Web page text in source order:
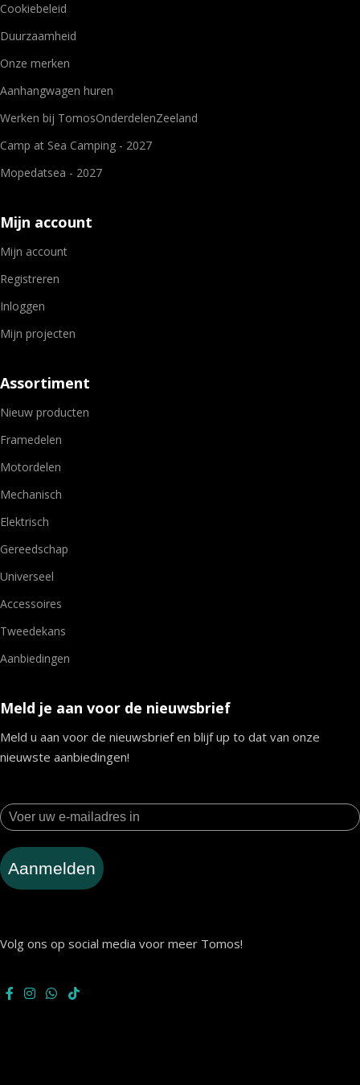
Cookiebeleid
Duurzaamheid
Onze merken
Aanhangwagen huren
Werken bij TomosOnderdelenZeeland
Camp at Sea Camping - 2027
Mopedatsea - 2027
Mijn account
Mijn account
Registreren
Inloggen
Mijn projecten
Assortiment
Nieuw producten
Framedelen
Motordelen
Mechanisch
Elektrisch
Gereedschap
Universeel
Accessoires
Tweedekans
Aanbiedingen
Meld je aan voor de nieuwsbrief
Meld u aan voor de nieuwsbrief en blijf up to dat van onze
nieuwste aanbiedingen!
Aanmelden
Volg ons op social media voor meer Tomos!